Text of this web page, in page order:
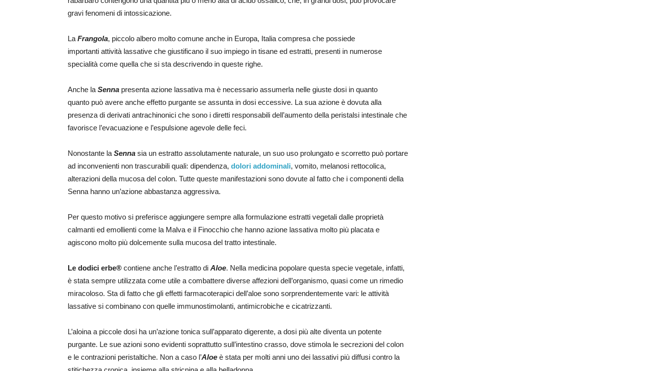
gravi fenomeni di intossicazione.
La Frangola, piccolo albero molto comune anche in Europa, Italia compresa che possiede
importanti attività lassative che giustificano il suo impiego in tisane ed estratti, presenti in numerose
specialità come quella che si sta descrivendo in queste righe.
Anche la Senna presenta azione lassativa ma è necessario assumerla nelle giuste dosi in quanto
quanto può avere anche effetto purgante se assunta in dosi eccessive. La sua azione è dovuta alla
presenza di derivati antrachinonici che sono i diretti responsabili dell’aumento della peristalsi intestinale che
favorisce l’evacuazione e l’espulsione agevole delle feci.
Nonostante la Senna sia un estratto assolutamente naturale, un suo uso prolungato e scorretto può portare
ad inconvenienti non trascurabili quali: dipendenza, dolori addominali, vomito, melanosi rettocolica,
alterazioni della mucosa del colon. Tutte queste manifestazioni sono dovute al fatto che i componenti della
Senna hanno un’azione abbastanza aggressiva.
Per questo motivo si preferisce aggiungere sempre alla formulazione estratti vegetali dalle proprietà
calmanti ed emollienti come la Malva e il Finocchio che hanno azione lassativa molto più placata e
agiscono molto più dolcemente sulla mucosa del tratto intestinale.
Le dodici erbe® contiene anche l’estratto di Aloe. Nella medicina popolare questa specie vegetale, infatti,
è stata sempre utilizzata come utile a combattere diverse affezioni dell’organismo, quasi come un rimedio
miracoloso. Sta di fatto che gli effetti farmacoterapici dell’aloe sono sorprendentemente vari: le attività
lassative si combinano con quelle immunostimolanti, antimicrobiche e cicatrizzanti.
L’aloina a piccole dosi ha un’azione tonica sull’apparato digerente, a dosi più alte diventa un potente
purgante. Le sue azioni sono evidenti soprattutto sull’intestino crasso, dove stimola le secrezioni del colon
e le contrazioni peristaltiche. Non a caso l’Aloe è stata per molti anni uno dei lassativi più diffusi contro la